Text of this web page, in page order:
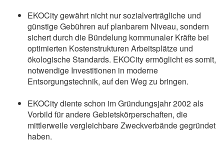
EKOCity gewährt nicht nur sozialverträgliche und
günstige Gebühren auf planbarem Niveau, sondern
sichert durch die Bündelung kommunaler Kräfte bei
optimierten Kostenstrukturen Arbeitsplätze und
ökologische Standards. EKOCity ermöglicht es somit,
notwendige Investitionen in moderne
Entsorgungstechnik, auf den Weg zu bringen.
EKOCity diente schon im Gründungsjahr 2002 als
Vorbild für andere Gebietskörperschaften, die
mittlerweile vergleichbare Zweckverbände gegründet
haben.